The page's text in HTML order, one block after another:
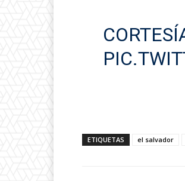
ETIQUETAS el salvador